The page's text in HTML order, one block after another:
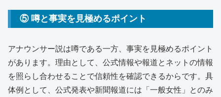
⑤ 噂と事実を見極めるポイント
アナウンサー説は噂である一方、事実を見極めるポイント
があります。理由として、公式情報や報道とネットの情報
を照らし合わせることで信頼性を確認できるからです。具
体例として、公式発表や新聞報道には「一般女性」とのみ